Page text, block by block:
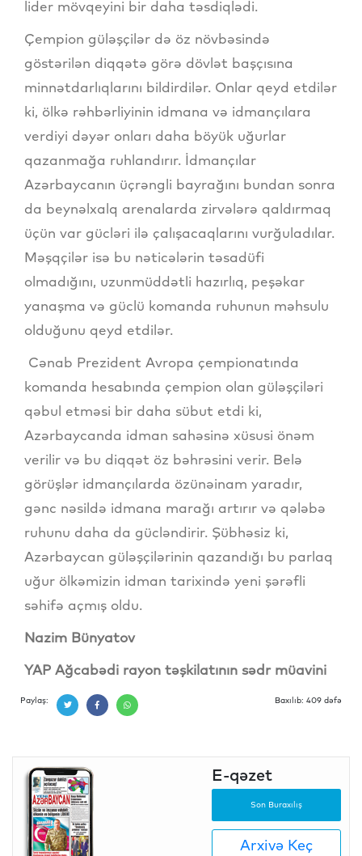
lider mövqeyini bir daha təsdiqlədi.
Çempion güləşçilər də öz növbəsində
göstərilən diqqətə görə dövlət başçısına
minnətdarlıqlarını bildirdilər. Onlar qeyd etdilər
ki, ölkə rəhbərliyinin idmana və idmançılara
verdiyi dəyər onları daha böyük uğurlar
qazanmağa ruhlandırır. İdmançılar
Azərbaycanın üçrəngli bayrağını bundan sonra
da beynəlxalq arenalarda zirvələrə qaldırmaq
üçün var gücləri ilə çalışacaqlarını vurğuladılar.
Məşqçilər isə bu nəticələrin təsadüfi
olmadığını, uzunmüddətli hazırlıq, peşəkar
yanaşma və güclü komanda ruhunun məhsulu
olduğunu qeyd etdilər.
Cənab Prezident Avropa çempionatında
komanda hesabında çempion olan güləşçiləri
qəbul etməsi bir daha sübut etdi ki,
Azərbaycanda idman sahəsinə xüsusi önəm
verilir və bu diqqət öz bəhrəsini verir. Belə
görüşlər idmançılarda özünəinam yaradır,
gənc nəsildə idmana marağı artırır və qələbə
ruhunu daha da gücləndirir. Şübhəsiz ki,
Azərbaycan güləşçilərinin qazandığı bu parlaq
uğur ölkəmizin idman tarixində yeni şərəfli
səhifə açmış oldu.
Nazim Bünyatov
YAP Ağcabədi rayon təşkilatının sədr müavini
Paylaş: Baxılıb: 409 dəfə
E-qəzet
Son Buraxılış
Arxivə Keç